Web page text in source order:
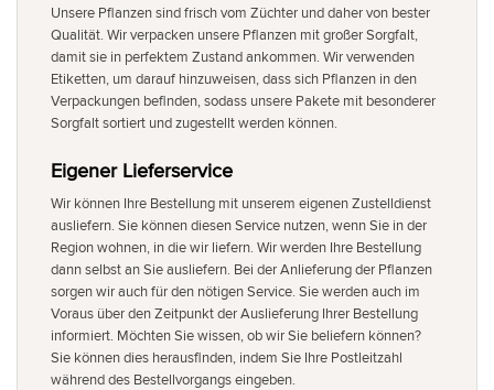
Unsere Pflanzen sind frisch vom Züchter und daher von bester
Qualität. Wir verpacken unsere Pflanzen mit großer Sorgfalt,
damit sie in perfektem Zustand ankommen. Wir verwenden
Etiketten, um darauf hinzuweisen, dass sich Pflanzen in den
Verpackungen befinden, sodass unsere Pakete mit besonderer
Sorgfalt sortiert und zugestellt werden können.
Eigener Lieferservice
Wir können Ihre Bestellung mit unserem eigenen Zustelldienst
ausliefern. Sie können diesen Service nutzen, wenn Sie in der
Region wohnen, in die wir liefern. Wir werden Ihre Bestellung
dann selbst an Sie ausliefern. Bei der Anlieferung der Pflanzen
sorgen wir auch für den nötigen Service. Sie werden auch im
Voraus über den Zeitpunkt der Auslieferung Ihrer Bestellung
informiert. Möchten Sie wissen, ob wir Sie beliefern können?
Sie können dies herausfinden, indem Sie Ihre Postleitzahl
während des Bestellvorgangs eingeben.